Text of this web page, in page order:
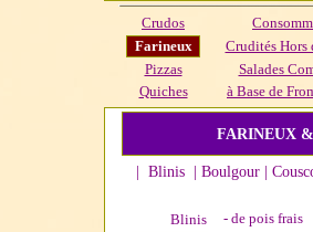
Crudos
Farineux
Crudités Hors
Pizzas
Salades
Quiches
à Base de
FARINEUX
| Blinis | Boulgour |
Blinis - de pois frais